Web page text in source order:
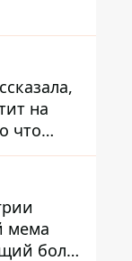
на
что
мема
боль